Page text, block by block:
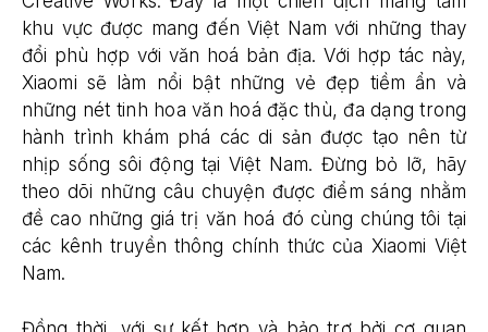
khu vực được mang đến Việt Nam với những thay
đổi phù hợp với văn hoá bản địa. Với hợp tác này,
Xiaomi sẽ làm nổi bật những vẻ đẹp tiềm ẩn và
những nét tinh hoa văn hoá đặc thù, đa dạng trong
hành trình khám phá các di sản được tạo nên từ
nhịp sống sôi động tại Việt Nam. Đừng bỏ lỡ, hãy
theo dõi những câu chuyện được điểm sáng nhằm
đề cao những giá trị văn hoá đó cùng chúng tôi tại
các kênh truyền thông chính thức của Xiaomi Việt
Nam.